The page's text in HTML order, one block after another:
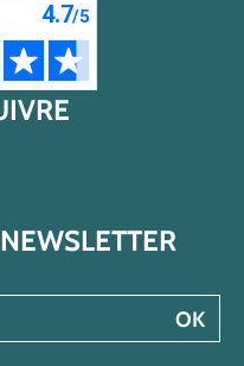
Facebook
compte Pinterest
à notre compte Twitter/X
OK